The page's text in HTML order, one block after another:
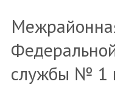
службы № 1